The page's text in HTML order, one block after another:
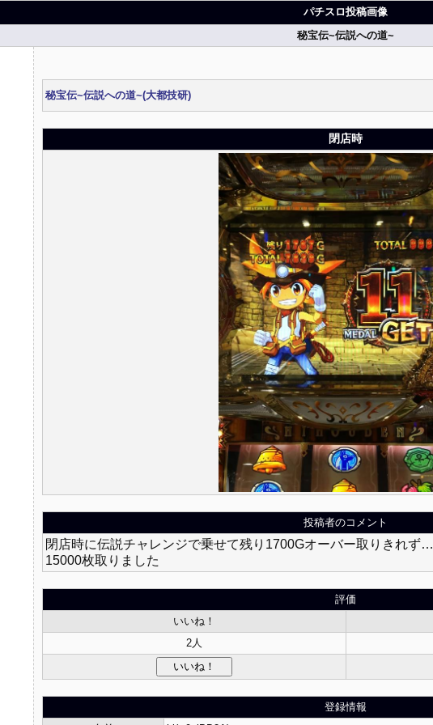
パチスロ投稿画像
秘宝伝~伝説への道~
秘宝伝~伝説への道~(大都技研)
閉店時
投稿者のコメント
閉店時に伝説チャレンジで乗せて残り1700Gオーバー取りきれず…
15000枚取りました
評価
いいね！
2人
登録情報